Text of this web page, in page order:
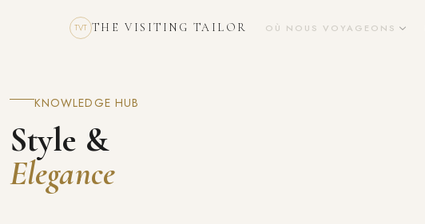
TVT THE VISITING TAILOR OÙ NOUS VOYAGEONS
KNOWLEDGE HUB
Style &
Elegance